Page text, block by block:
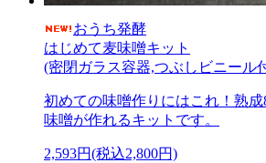
おうち発酵
はじめて麦味噌キット
(密閉ガラス容器,つぶしビニール
初めての味噌作りにはこれ！熟
味噌が作れるキットです。
2,593円(税込2,800円)